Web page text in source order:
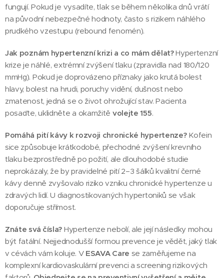
fungují. Pokud je vysadíte, tlak se během několika dnů vrátí
na původní nebezpečné hodnoty, často s rizikem náhlého
prudkého vzestupu (rebound fenomén).
Jak poznám hypertenzní krizi a co mám dělat?Hypertenzní
krize je náhlé, extrémní zvýšení tlaku (zpravidla nad 180/120
mmHg). Pokud je doprovázeno příznaky jako krutá bolest
hlavy, bolest na hrudi, poruchy vidění, dušnost nebo
zmatenost, jedná se o život ohrožující stav. Pacienta
posaďte, uklidněte a okamžitě volejte 155.
Pomáhá pití kávy k rozvoji chronické hypertenze?Kofein
sice způsobuje krátkodobé, přechodné zvýšení krevního
tlaku bezprostředně po požití, ale dlouhodobé studie
neprokázaly, že by pravidelné pití 2–3 šálků kvalitní černé
kávy denně zvyšovalo riziko vzniku chronické hypertenze u
zdravých lidí. U diagnostikovaných hypertoniků se však
doporučuje střímost.
Znáte svá čísla? Hypertenze nebolí, ale její následky mohou
být fatální. Nejjednodušší formou prevence je vědět, jaký tlak
v cévách vám koluje. V ESAVA Care se zaměřujeme na
komplexní kardiovaskulární prevenci a screening rizikových